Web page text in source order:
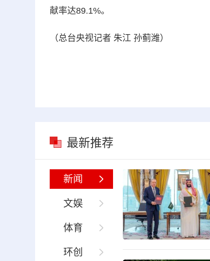
献率达89.1%。
（总台央视记者 朱江 孙蓟潍）
最新推荐
新闻
文娱
体育
环创